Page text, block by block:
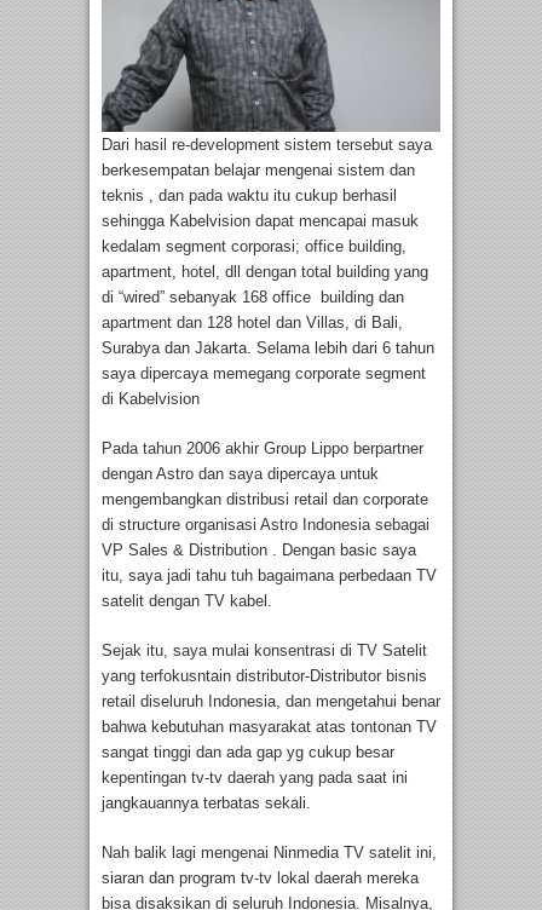
Dari hasil re-development sistem tersebut saya
berkesempatan belajar mengenai sistem dan
teknis , dan pada waktu itu cukup berhasil
sehingga Kabelvision dapat mencapai masuk
kedalam segment corporasi; office building,
apartment, hotel, dll dengan total building yang
di “wired” sebanyak 168 office building dan
apartment dan 128 hotel dan Villas, di Bali,
Surabya dan Jakarta. Selama lebih dari 6 tahun
saya dipercaya memegang corporate segment
di Kabelvision
Pada tahun 2006 akhir Group Lippo berpartner
dengan Astro dan saya dipercaya untuk
mengembangkan distribusi retail dan corporate
di structure organisasi Astro Indonesia sebagai
VP Sales & Distribution . Dengan basic saya
itu, saya jadi tahu tuh bagaimana perbedaan TV
satelit dengan TV kabel.
Sejak itu, saya mulai konsentrasi di TV Satelit
yang terfokusntain distributor-Distributor bisnis
retail diseluruh Indonesia, dan mengetahui benar
bahwa kebutuhan masyarakat atas tontonan TV
sangat tinggi dan ada gap yg cukup besar
kepentingan tv-tv daerah yang pada saat ini
jangkauannya terbatas sekali.
Nah balik lagi mengenai Ninmedia TV satelit ini,
siaran dan program tv-tv lokal daerah mereka
bisa disaksikan di seluruh Indonesia. Misalnya,